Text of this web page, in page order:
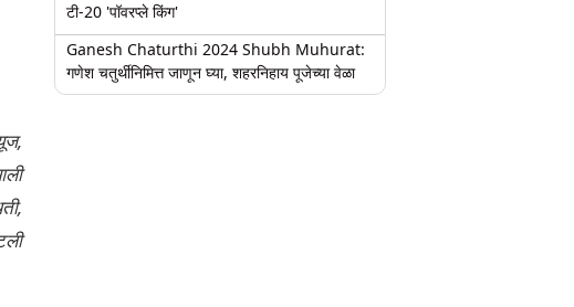
टी-20 'पॉवरप्ले किंग'
Ganesh Chaturthi 2024 Shubh Muhurat:
गणेश चतुर्थीनिमित्त जाणून घ्या, शहरनिहाय पूजेच्या वेळा